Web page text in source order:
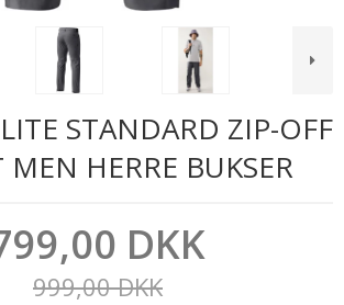
STANDARD ZIP-OFF
MEN HERRE BUKSER
DKK
999,00 DKK